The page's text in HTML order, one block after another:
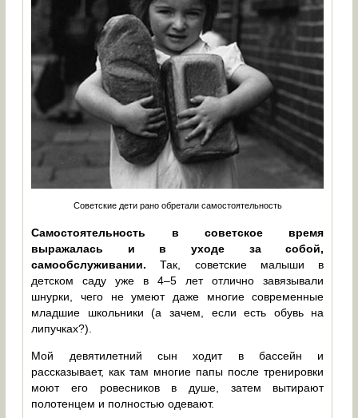
Советские дети рано обретали самостоятельность
Самостоятельность в советское время
выражалась и в уходе за собой,
самообслуживании. Так, советские малыши в
детском саду уже в 4–5 лет отлично завязывали
шнурки, чего не умеют даже многие современные
младшие школьники (а зачем, если есть обувь на
липучках?).
Мой девятилетний сын ходит в бассейн и
рассказывает, как там многие папы после тренировки
моют его ровесников в душе, затем вытирают
полотенцем и полностью одевают.